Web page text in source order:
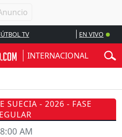
TV EN VIVO
INTERNACIONAL
SUECIA - 2026 - FASE
AM